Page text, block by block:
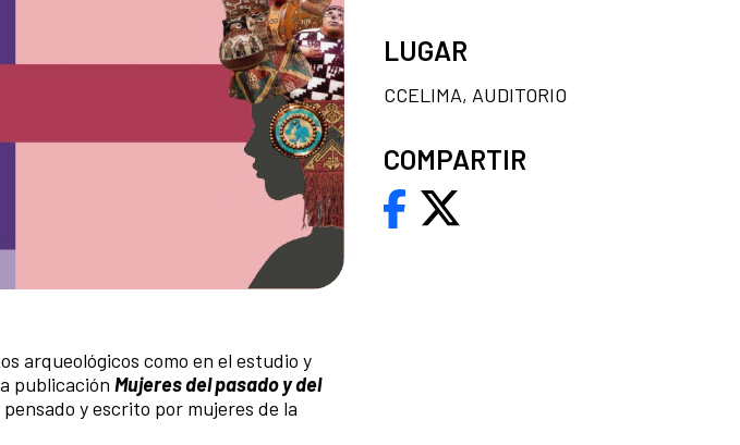
arqueológicos como en el estudio y
publicación Mujeres del pasado y del
y escrito por mujeres de la
LUGAR
CCELIMA, AUDITORIO
COMPARTIR